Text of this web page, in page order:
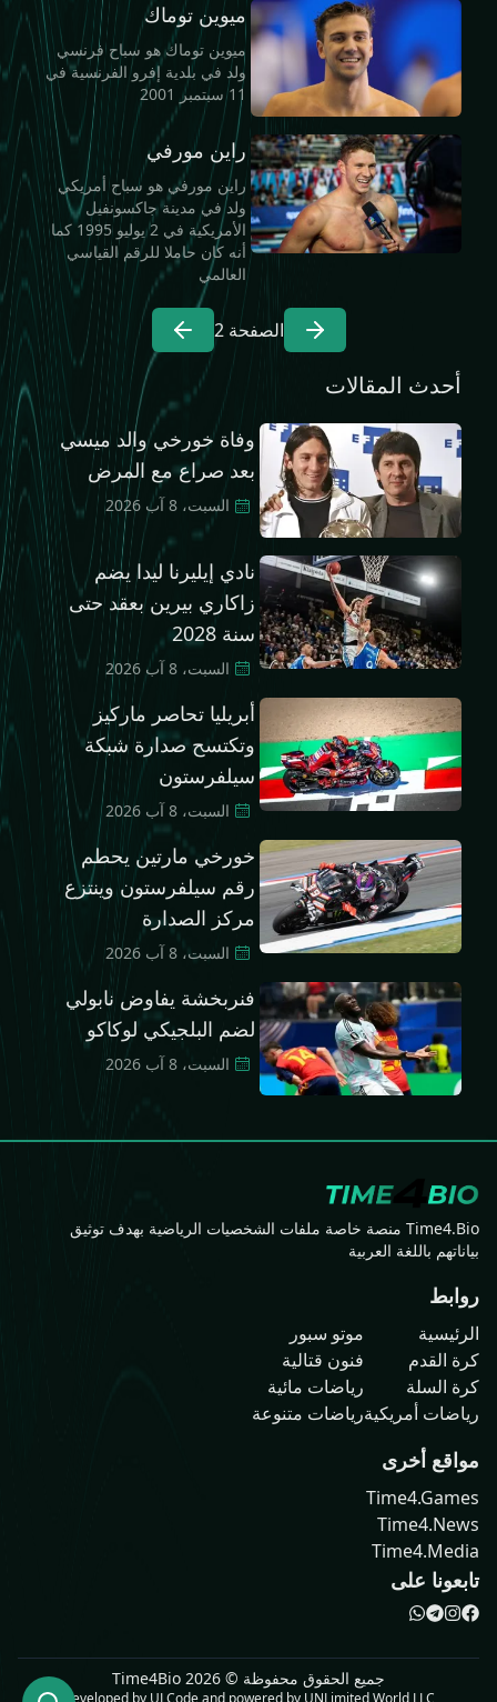
ميوين توماك
ميوين توماك هو سباح فرنسي
ولد في بلدية إفرو الفرنسية في
11 سبتمبر 2001
راين مورفي
راين مورفي هو سباح أمريكي
ولد في مدينة جاكسونفيل
الأمريكية في 2 يوليو 1995 كما
أنه كان حاملا للرقم القياسي
العالمي
الصفحة2
أحدث المقالات
وفاة خورخي والد ميسي
بعد صراع مع المرض
السبت، 8 آب 2026
نادي إيليرنا ليدا يضم
زاكاري بيرين بعقد حتى
سنة 2028
السبت، 8 آب 2026
أبريليا تحاصر ماركيز
وتكتسح صدارة شبكة
سيلفرستون
السبت، 8 آب 2026
خورخي مارتين يحطم
رقم سيلفرستون وينتزع
مركز الصدارة
السبت، 8 آب 2026
فنربخشة يفاوض نابولي
لضم البلجيكي لوكاكو
السبت، 8 آب 2026
Time4.Bio منصة خاصة ملفات الشخصيات الرياضية بهدف توثيق
بياناتهم باللغة العربية
روابط
الرئيسية
كرة القدم
كرة السلة
رياضات أمريكية
موتو سبور
فنون قتالية
رياضات مائية
رياضات متنوعة
مواقع أخرى
Time4.Games
Time4.News
Time4.Media
تابعونا على
جميع الحقوق محفوظة © 2026